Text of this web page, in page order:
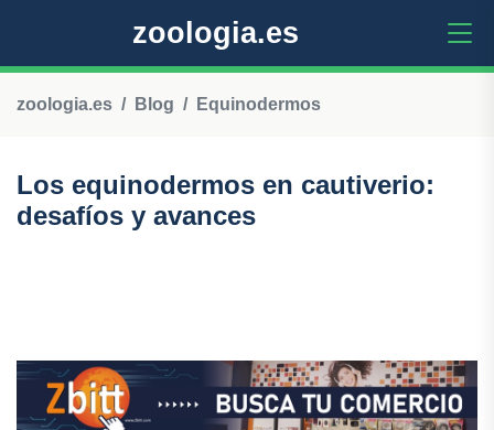
zoologia.es
zoologia.es Blog Equinodermos
Los equinodermos en cautiverio:
desafíos y avances